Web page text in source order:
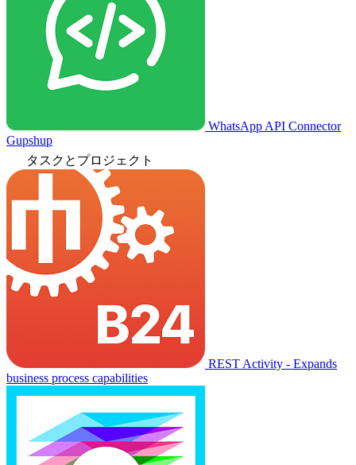
WhatsApp API Connector
Gupshup
タスクとプロジェクト
REST Activity - Expands
business process capabilities